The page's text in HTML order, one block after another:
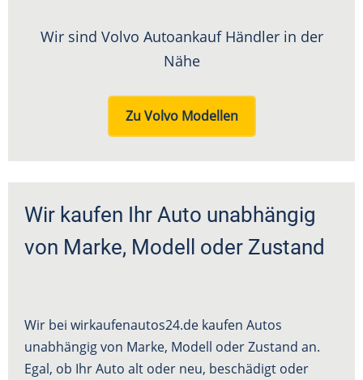
Wir sind Volvo Autoankauf Händler in der
Nähe
Zu Volvo Modellen
Wir kaufen Ihr Auto unabhängig
von Marke, Modell oder Zustand
Wir bei wirkaufenautos24.de kaufen Autos
unabhängig von Marke, Modell oder Zustand an.
Egal, ob Ihr Auto alt oder neu, beschädigt oder